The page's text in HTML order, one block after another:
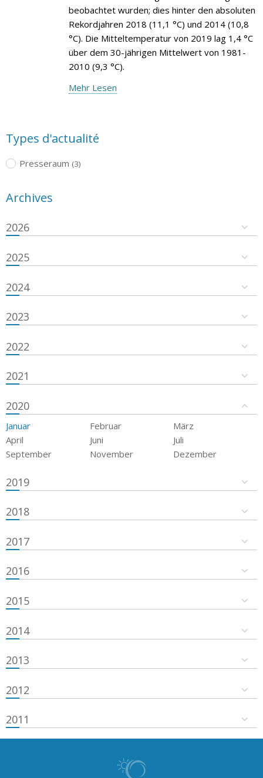
beobachtet wurden; dies hinter den absoluten
Rekordjahren 2018 (11,1 °C) und 2014 (10,8
°C). Die Mitteltemperatur von 2019 lag 1,4 °C
über dem 30-jährigen Mittelwert von 1981-
2010 (9,3 °C).
Mehr Lesen
Types d'actualité
Presseraum (3)
Archives
2026
2025
2024
2023
2022
2021
2020
Januar Februar
März
April
Juni
Juli
September
November Dezember
2019
2018
2017
2016
2015
2014
2013
2012
2011